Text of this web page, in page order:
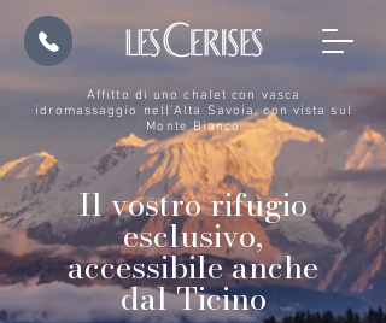
Affitto di uno chalet con vasca
idromassaggio nell'Alta Savoia, con vista sul
Monte Bianco
Il vostro rifugio
esclusivo,
accessibile anche
dal Ticino